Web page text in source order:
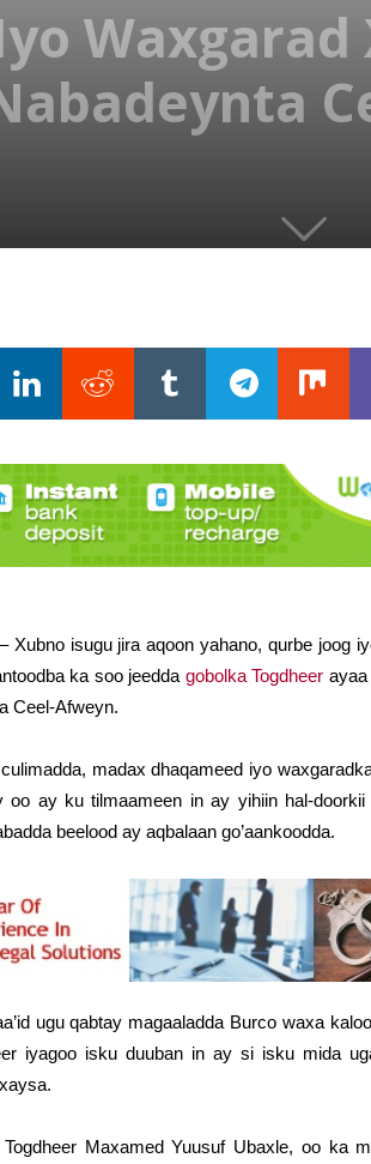
Waxgarad
Xubno isugu jira aqoon yahano, qurbe joog
ka soo jeedda gobolka Togdheer
Ceel-Afweyn.
madax dhaqameed iyo
ay ku tilmaameen in ay yihiin hal-doorkii
beelood ay aqbalaan go’aankoodda.
ugu qabtay magaaladda Burco waxa
iyagoo isku duuban in ay si isku mida
Maxamed Yuusuf Ubaxle, oo ka